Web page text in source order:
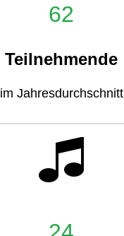
62
Teilnehmende
im Jahresdurchschnitt